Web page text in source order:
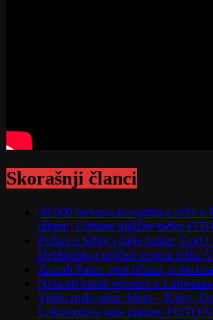
Skorašnji članci
50.000 Severnokorejanaca stiže
udara!; Gađane ključne tačke
Požari u Srbiji i dalje bukte; Gori i
Deliblatskoj peščari veoma teška
Zvezdi Pazar pred očima, u
Nela-art kutak otvoren u
Veliki ruski udar: Meta – Kijev;
Lokomotivu guta plamen FOTO/